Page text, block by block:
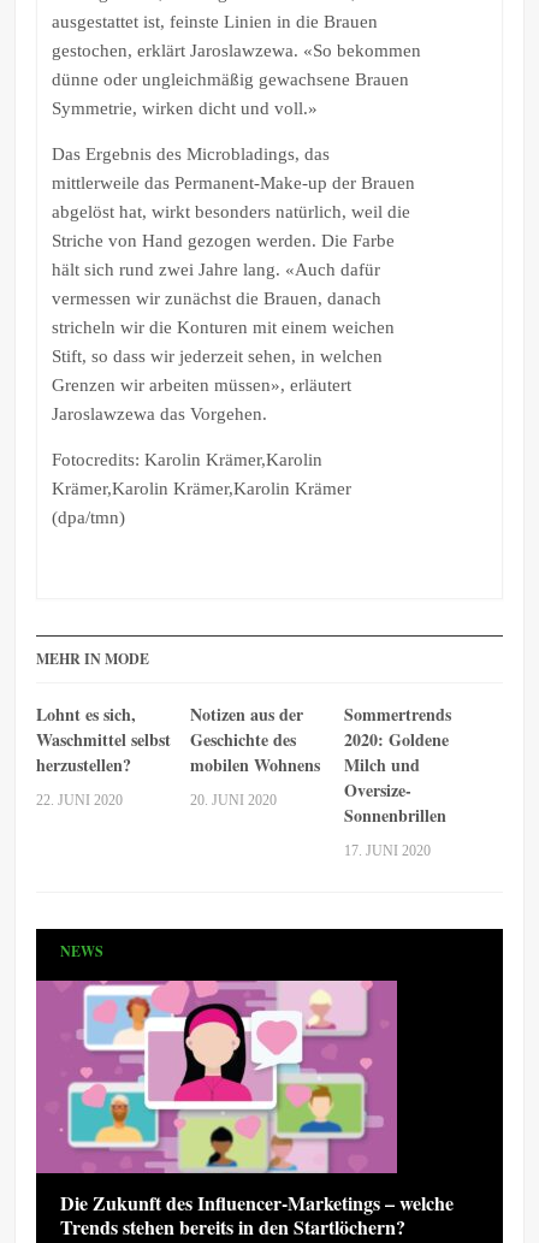
ausgestattet ist, feinste Linien in die Brauen
gestochen, erklärt Jaroslawzewa. «So bekommen
dünne oder ungleichmäßig gewachsene Brauen
Symmetrie, wirken dicht und voll.»
Das Ergebnis des Microbladings, das
mittlerweile das Permanent-Make-up der Brauen
abgelöst hat, wirkt besonders natürlich, weil die
Striche von Hand gezogen werden. Die Farbe
hält sich rund zwei Jahre lang. «Auch dafür
vermessen wir zunächst die Brauen, danach
stricheln wir die Konturen mit einem weichen
Stift, so dass wir jederzeit sehen, in welchen
Grenzen wir arbeiten müssen», erläutert
Jaroslawzewa das Vorgehen.
Fotocredits: Karolin Krämer,Karolin
Krämer,Karolin Krämer,Karolin Krämer
(dpa/tmn)
MEHR IN MODE
Lohnt es sich,
Waschmittel selbst
herzustellen?
22. JUNI 2020
Notizen aus der
Geschichte des
mobilen Wohnens
20. JUNI 2020
Sommertrends
2020: Goldene
Milch und
Oversize-
Sonnenbrillen
17. JUNI 2020
NEWS
Die Zukunft des Influencer-Marketings – welche
Trends stehen bereits in den Startlöchern?